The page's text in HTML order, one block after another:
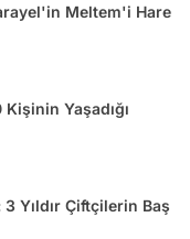
Meltem'i Hare
Yaşadığı
Yıldır Çiftçilerin Baş